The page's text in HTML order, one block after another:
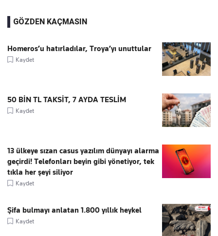
GÖZDEN KAÇMASIN
Homeros’u hatırladılar, Troya’yı unuttular
Kaydet
50 BİN TL TAKSİT, 7 AYDA TESLİM
Kaydet
13 ülkeye sızan casus yazılım dünyayı alarma
geçirdi! Telefonları beyin gibi yönetiyor, tek
tıkla her şeyi siliyor
Kaydet
Şifa bulmayı anlatan 1.800 yıllık heykel
Kaydet